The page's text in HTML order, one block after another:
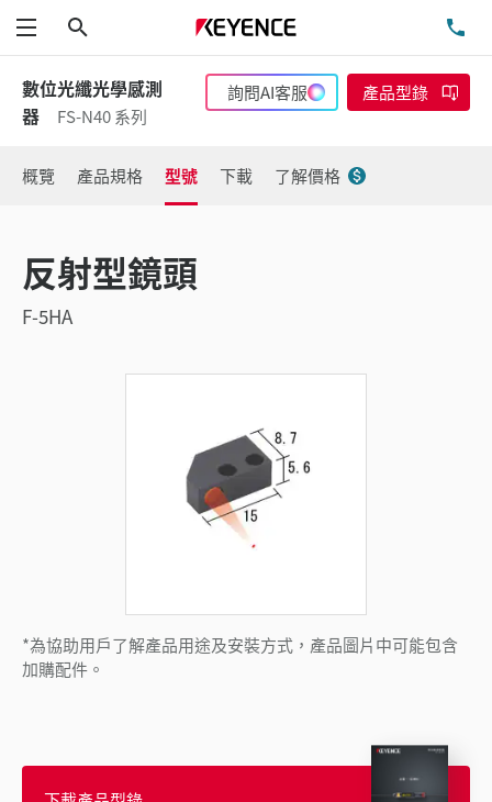
功能表
數位光纖光學感測
器
FS-N40 系列
詢問AI客服 產品型錄
概覽 產品規格 型號 下載 了解價格
反射型鏡頭
F-5HA
*為協助用戶了解產品用途及安裝方式，產品圖片中可能包含
加購配件。